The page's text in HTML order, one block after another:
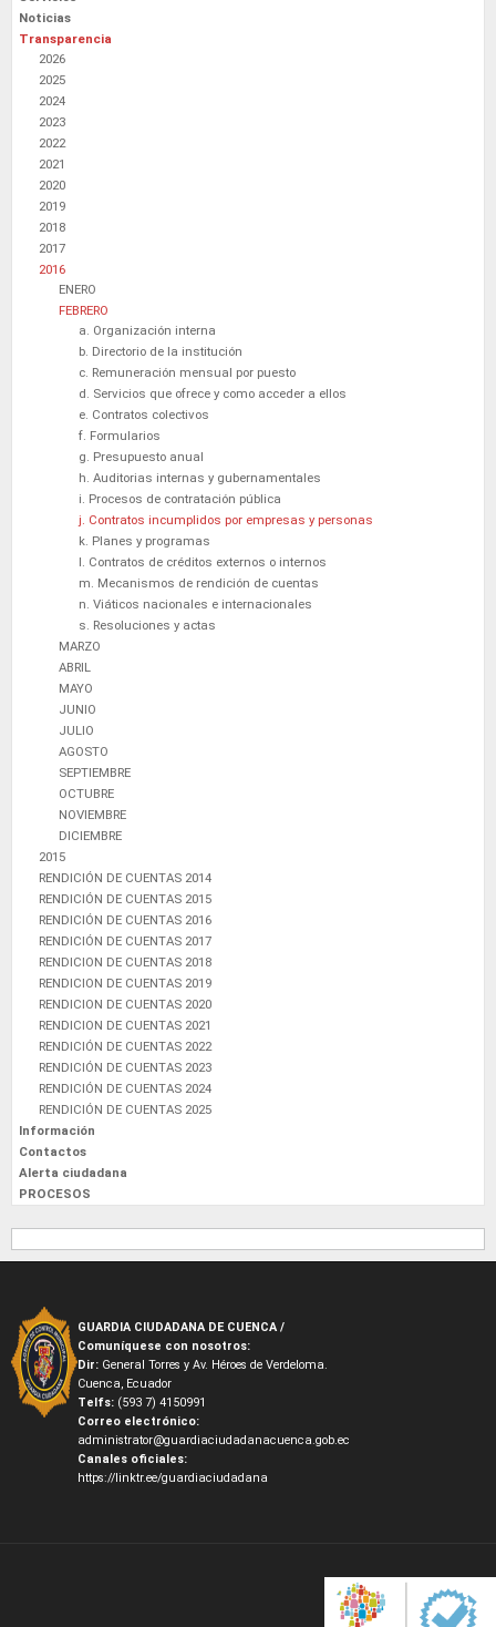
Noticias
Transparencia
2026
2025
2024
2023
2022
2021
2020
2019
2018
2017
2016
ENERO
FEBRERO
a. Organización interna
b. Directorio de la institución
c. Remuneración mensual por puesto
d. Servicios que ofrece y como acceder a ellos
e. Contratos colectivos
f. Formularios
g. Presupuesto anual
h. Auditorias internas y gubernamentales
i. Procesos de contratación pública
j. Contratos incumplidos por empresas y personas
k. Planes y programas
l. Contratos de créditos externos o internos
m. Mecanismos de rendición de cuentas
n. Viáticos nacionales e internacionales
s. Resoluciones y actas
MARZO
ABRIL
MAYO
JUNIO
JULIO
AGOSTO
SEPTIEMBRE
OCTUBRE
NOVIEMBRE
DICIEMBRE
2015
RENDICIÓN DE CUENTAS 2014
RENDICIÓN DE CUENTAS 2015
RENDICIÓN DE CUENTAS 2016
RENDICIÓN DE CUENTAS 2017
RENDICION DE CUENTAS 2018
RENDICION DE CUENTAS 2019
RENDICION DE CUENTAS 2020
RENDICION DE CUENTAS 2021
RENDICIÓN DE CUENTAS 2022
RENDICIÓN DE CUENTAS 2023
RENDICIÓN DE CUENTAS 2024
RENDICIÓN DE CUENTAS 2025
Información
Contactos
Alerta ciudadana
PROCESOS
GUARDIA CIUDADANA DE CUENCA /
Comuníquese con nosotros:
Dir: General Torres y Av. Héroes de Verdeloma.
Cuenca, Ecuador
Telfs: (593 7) 4150991
Correo electrónico:
administrator@guardiaciudadanacuenca.gob.ec
Canales oficiales:
https://linktr.ee/guardiaciudadana